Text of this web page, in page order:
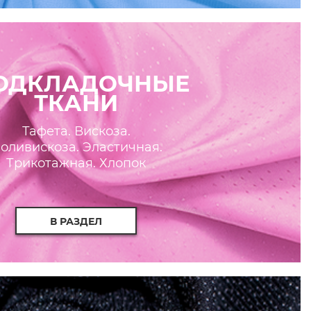
ТКАНИ
Тафета. Вискоза.
Эластичная.
Трикотажная. Хлопок
В РАЗДЕЛ